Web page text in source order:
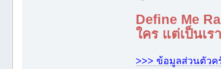
Define Me
ใคร แต่เป็นเ
>>> ข้อมูลส่วนตัวค